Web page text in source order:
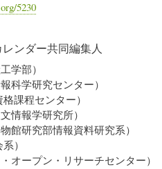
5230
レンダー共同編集人
学部）
科学研究センター）
課程センター）
情報学研究所）
館研究部情報資料研究系）
系）
オープン・リサーチセンター）